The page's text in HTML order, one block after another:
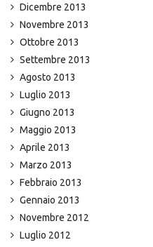
Dicembre 2013
Novembre 2013
Ottobre 2013
Settembre 2013
Agosto 2013
Luglio 2013
Giugno 2013
Maggio 2013
Aprile 2013
Marzo 2013
Febbraio 2013
Gennaio 2013
Novembre 2012
Luglio 2012